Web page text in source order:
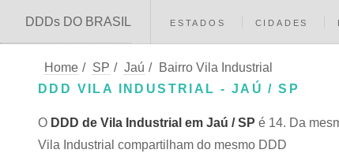
DDDs DO BRASIL ESTADOS CIDADES
Home / SP / Jaú /
Bairro Vila Industrial
DDD VILA INDUSTRIAL - JAÚ / SP
O DDD de Vila Industrial em Jaú / SP é 14. Da
Vila Industrial compartilham do mesmo DDD